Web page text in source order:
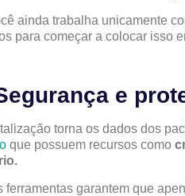
ainda trabalha unicamente
para começar a colocar isso
e
torna os dados dos
que possuem recursos como
ferramentas garantem que